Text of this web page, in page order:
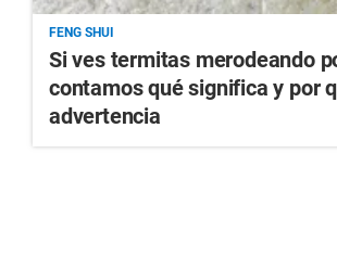
FENG SHUI
Si ves termitas merodeando
contamos qué significa y por
advertencia